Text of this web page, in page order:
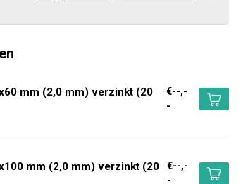
mm (2,0 mm) verzinkt (20
€--,-
-
mm (2,0 mm) verzinkt (20
€--,-
-